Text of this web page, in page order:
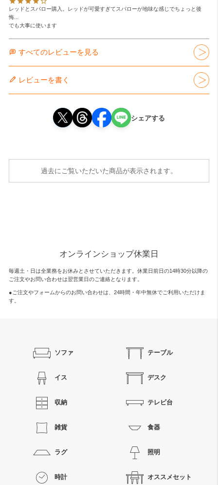
レッドとスパロー購入。レッドが可愛すぎてスパローが地味な感じでちょっと後
悔...
でも大事に使います
すべてのレビューを見る
レビューを書く
シェアする
過去にご覧いただいた商品が表示されます。
オンラインショップ休業日
毎週土・日は全業務をお休みとさせていただきます。休業日前日の14時30分以降の
ご注文やお問い合わせは翌営業日のご連絡となります。
●ご注文やフォームからのお問い合わせは、 24時間・年中無休でご利用いただけま
す。
ソファ テーブル
イス デスク
収納 テレビ台
雑貨 食器
ラグ 照明
時計 オススメセット